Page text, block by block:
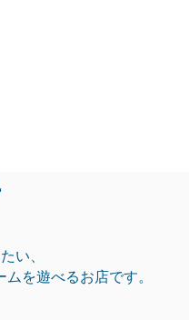
い、
を遊べるお店です。